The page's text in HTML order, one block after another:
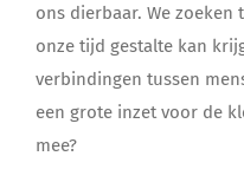
ons dierbaar. We
onze tijd gestalte kan
verbindingen tussen
een grote inzet voor de
mee?